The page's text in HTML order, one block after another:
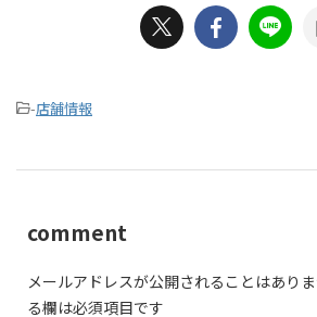
-店舗情報
comment
メールアドレスが公開されることはありま
る欄は必須項目です